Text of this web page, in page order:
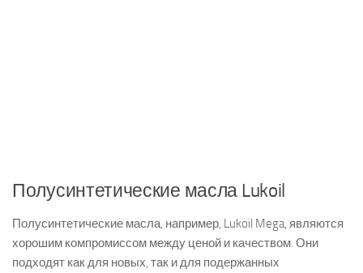
Полусинтетические масла Lukoil
Полусинтетические масла, например, Lukoil Mega, являются
хорошим компромиссом между ценой и качеством. Они
подходят как для новых, так и для подержанных